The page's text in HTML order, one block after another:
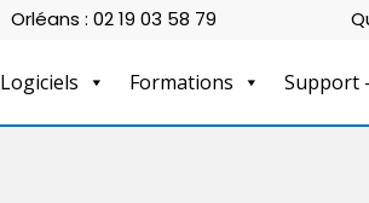
Orléans : 02 19 03 58 79
Logiciels Formations Support